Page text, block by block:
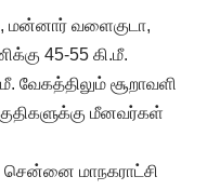
மன்னார் வளைகுடா,
45-55 கி.மீ.
வேகத்திலும் சூறாவளி
மீனவர்கள்
சென்னை மாநகராட்சி